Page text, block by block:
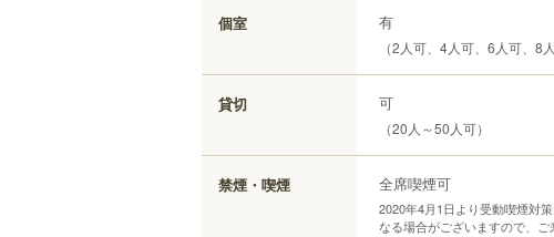
個室 有
（2人可、4人可、6人可、8
貸切 可
（20人～50人可）
禁煙・喫煙 全席喫煙可
2020年4月1日より受動喫煙対
なる場合がございますので、ご